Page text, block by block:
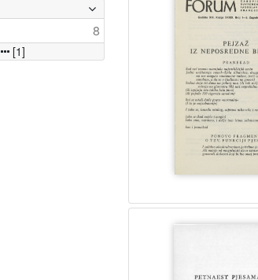
8
[1]